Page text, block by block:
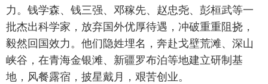
力。钱学森、钱三强、邓稼先、赵忠尧、彭桓武等一
批杰出科学家，放弃国外优厚待遇，冲破重重阻挠，
毅然回国效力。他们隐姓埋名，奔赴戈壁荒滩、深山
峡谷，在青海金银滩、新疆罗布泊等地建立研制基
地，风餐露宿，披星戴月，艰苦创业。